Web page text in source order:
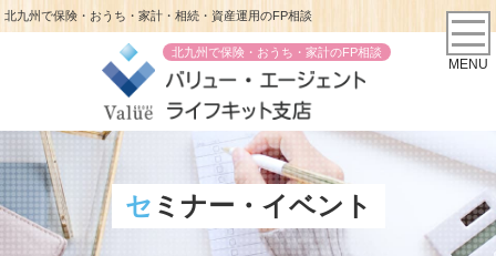
北九州で保険・おうち・家計・相続・資産運用のFP相談
北九州で保険・おうち・家計のFP相談
MENU
セミナー・イベント